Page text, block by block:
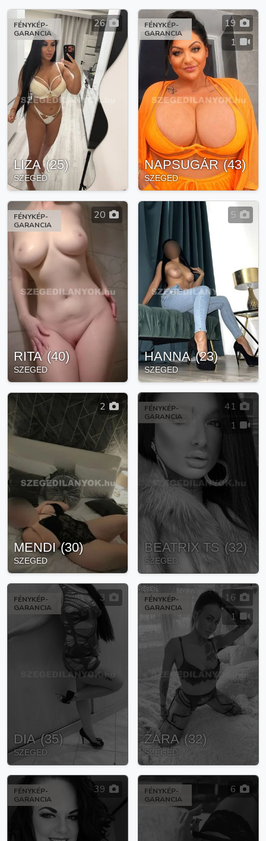
FÉNYKÉP-
GARANCIA
26
LIZA (25)
SZEGED
FÉNYKÉP-
GARANCIA
19
1
NAPSUGÁR (43)
SZEGED
FÉNYKÉP-
GARANCIA
20
RITA (40)
SZEGED
5
HANNA (23)
SZEGED
2
MENDI (30)
SZEGED
FÉNYKÉP-
GARANCIA
41
1
BEATRIX TS (32)
SZEGED
FÉNYKÉP-
GARANCIA
3
DIA (35)
SZEGED
FÉNYKÉP-
GARANCIA
16
1
ZARA (32)
SZEGED
FÉNYKÉP-
GARANCIA
39
FÉNYKÉP-
GARANCIA
6